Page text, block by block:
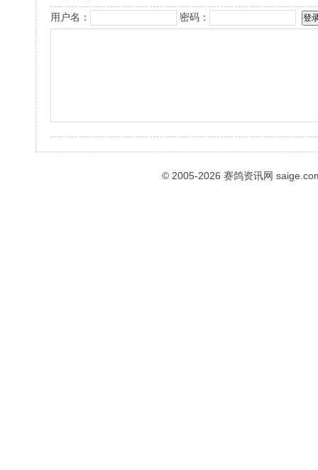
用户名： 密码：
© 2005-2026 赛鸽资讯网